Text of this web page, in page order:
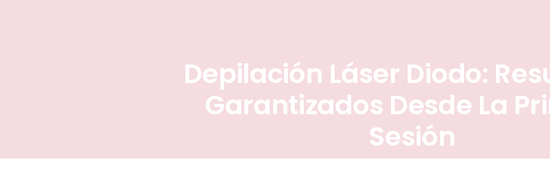
Depilación Láser Diodo:
Garantizados Desde La
Sesión